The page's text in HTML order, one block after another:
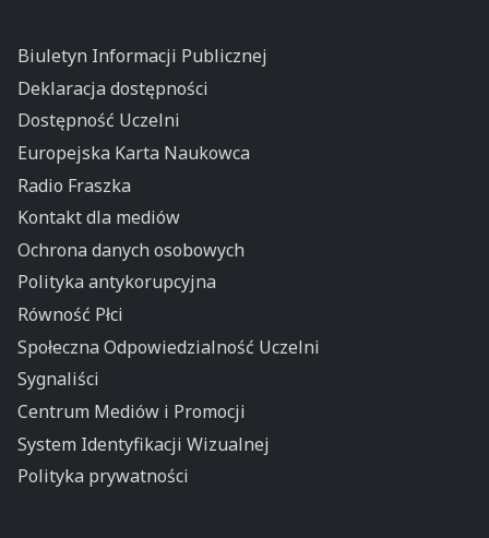
Biuletyn Informacji Publicznej
Deklaracja dostępności
Dostępność Uczelni
Europejska Karta Naukowca
Radio Fraszka
Kontakt dla mediów
Ochrona danych osobowych
Polityka antykorupcyjna
Równość Płci
Społeczna Odpowiedzialność Uczelni
Sygnaliści
Centrum Mediów i Promocji
System Identyfikacji Wizualnej
Polityka prywatności